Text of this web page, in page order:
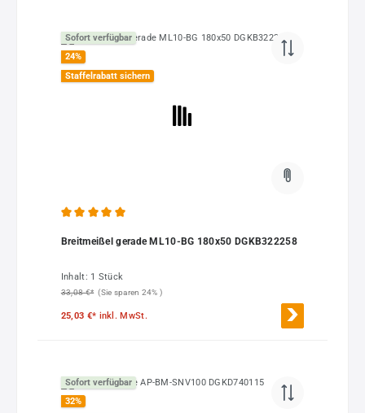
Sofort verfügbar
24%
Staffelrabatt sichern
Breitmeißel gerade ML10-BG 180x50 DGKB322258
Inhalt: 1 Stück
33,08 €* (Sie sparen 24% )
25,03 €* inkl. MwSt.
Sofort verfügbar
32%